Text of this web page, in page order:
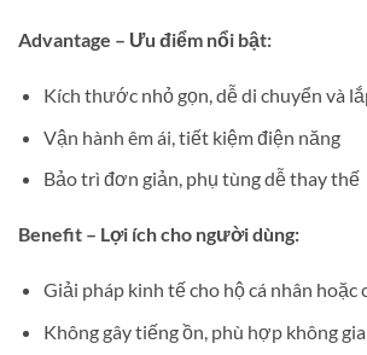
Advantage – Ưu điểm nổi bật:
Kích thước nhỏ gọn, dễ di chuyển và
Vận hành êm ái, tiết kiệm điện năng
Bảo trì đơn giản, phụ tùng dễ thay thế
Benefit – Lợi ích cho người dùng:
Giải pháp kinh tế cho hộ cá nhân hoặc
Không gây tiếng ồn, phù hợp không